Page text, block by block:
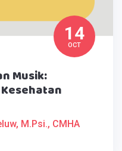
14
OCT
Musik:
M.Psi., CMHA